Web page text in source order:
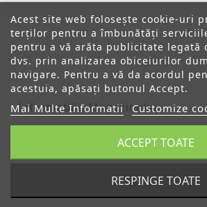
ANPC
Informatiile Magazinului
Acest site web folosește cookie-uri
terților pentru a îmbunătăți
pentru a vă arăta publicitate legată
dvs. prin analizarea obiceiurilor
navigare. Pentru a vă da acordul
acestuia, apăsați butonul Accept.
Mai Multe Informatii Customize
RESPINGE TOATE
ACCEPT TOATE